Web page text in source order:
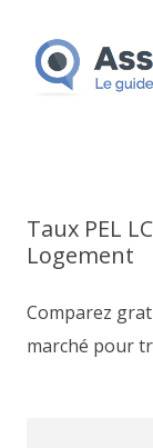
Taux PEL
Logement
Comparez
marché pour